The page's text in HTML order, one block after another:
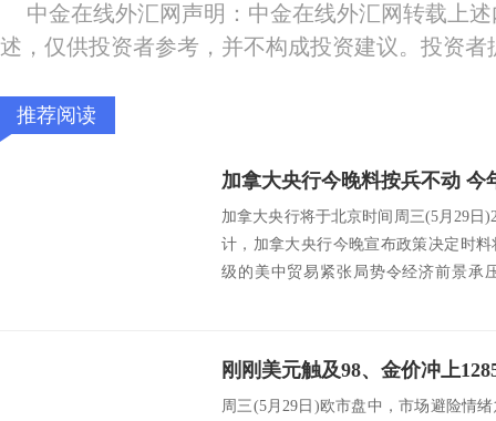
中金在线外汇网声明：中金在线外汇网转载上
述，仅供投资者参考，并不构成投资建议。投资
推荐阅读
加拿大央行将于北京时间周三(5月29日
计，加拿大央行今晚宣布政策决定时
级的美中贸易紧张局势令经济前景承
周三(5月29日)欧市盘中，市场避险情